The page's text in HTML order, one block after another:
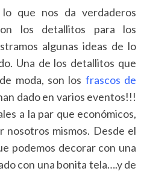
que nos da verdaderos
los detallitos para los
algunas ideas de lo
Una de los detallitos que
moda, son los frascos de
dado en varios eventos!!!
a la par que económicos,
nosotros mismos. Desde el
podemos decorar con una
con una bonita tela….y de